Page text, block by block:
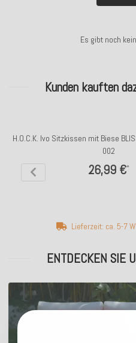
Es gibt noch
Kunden kauften
H.O.C.K. Ivo Sitzkissen mit Biese
002
26,99 €*
Lieferzeit: ca. 5-7
ENTDECKEN SIE